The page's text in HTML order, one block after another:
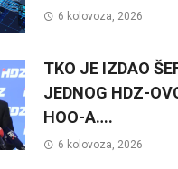
6 kolovoza, 2026
TKO JE IZDAO
JEDNOG HDZ-
HOO-A….
6 kolovoza, 2026